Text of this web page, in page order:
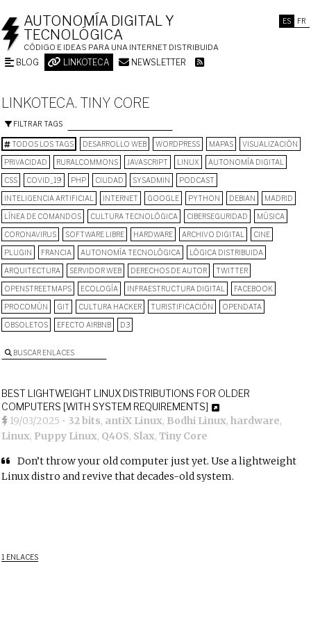
ES FR
AUTONOMÍA DIGITAL Y
TECNOLÓGICA
CÓDIGO E IDEAS PARA UNA INTERNET DISTRIBUIDA
BLOG LINKOTECA NEWSLETTER
LINKOTECA. TINY CORE
FILTRAR TAGS
TODOS LOS TAGS DESARROLLO WEB WORDPRESS MAPAS VISUALIZACIÓN
PRIVACIDAD RURALCOMMONS JAVASCRIPT LINUX AUTONOMÍA DIGITAL
CSS COVID_19 PHP CIUDAD SYSADMIN PODCAST
INTELIGENCIA ARTIFICIAL INTERNET GOOGLE PYTHON DEBIAN MADRID
LÍNEA DE COMANDOS CULTURA TECNOLÓGICA CIBERSEGURIDAD MÚSICA
CORONAVIRUS SOFTWARE LIBRE HARDWARE ARCHIVO DIGITAL CINE
PLUGIN FRANCIA AUTONOMÍA TECNOLÓGICA LÓGICA DISTRIBUIDA
ARQUITECTURA SERVIDOR WEB DERECHOS DE AUTOR TWITTER
OPENSTREETMAPS ECOLOGÍA INFRAESTRUCTURA DIGITAL FACEBOOK
PROCOMÚN GIT CULTURA HACKER TURISTIFICACIÓN OPENDATA
OBSOLETOS EFECTO AIRBNB D3
BUSCAR ENLACES
BEST LIGHTWEIGHT LINUX DISTRIBUTIONS FOR OLDER
COMPUTERS [WITH SYSTEM REQUIREMENTS]
19/03/2025 • 32 bits, antiX Linux, Bodhi Linux,hardware,
Linux, Puppy Linux, Q4OS, Slax,Tiny Core
Don’t throw your old computer just yet. Use a lightweight
Linux distro and revive that decades-old system.
1 ENLACES